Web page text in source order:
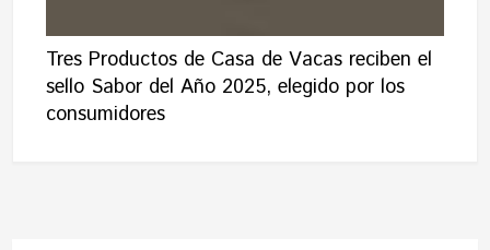
Tres Productos de Casa de Vacas reciben el
sello Sabor del Año 2025, elegido por los
consumidores